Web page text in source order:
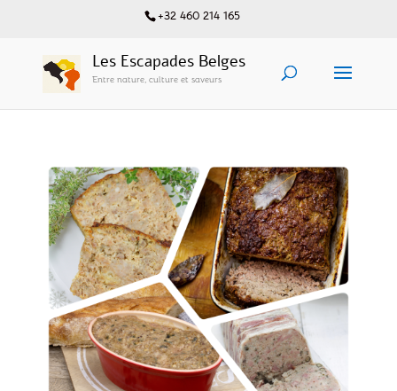
+32 460 214 165
Les Escapades Belges
Entre nature, culture et saveurs